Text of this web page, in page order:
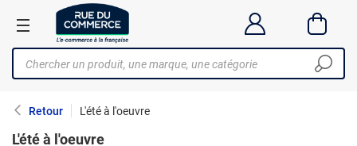
Retour L'été à l'oeuvre
L'été à l'oeuvre